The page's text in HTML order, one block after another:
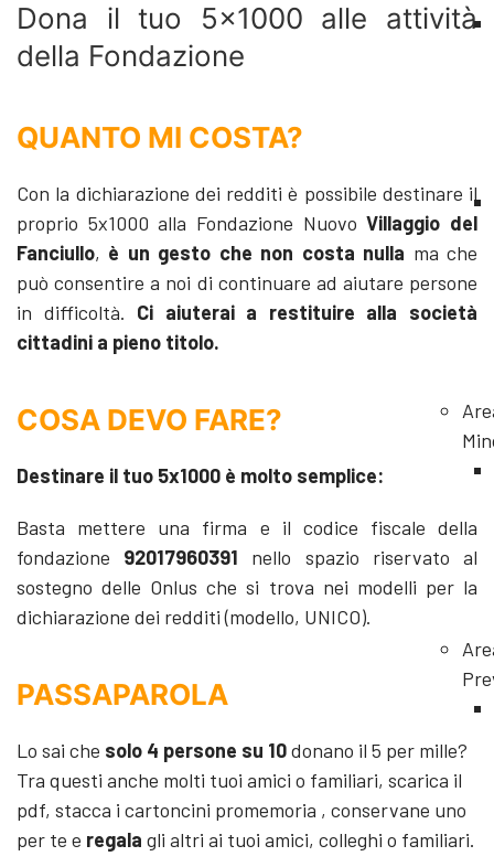
Dona il tuo 5x1000 alle attività
della Fondazione
QUANTO MI COSTA?
Con la dichiarazione dei redditi è possibile destinare il
proprio 5x1000 alla Fondazione NuovoVillaggio del
Fanciullo, è un gesto che non costa nulla ma che
può consentire a noi di continuare ad aiutare persone
in difficoltà. Ci aiuterai a restituire alla società
cittadini a pieno titolo.
COSA DEVO FARE?
Destinare il tuo 5x1000 è molto semplice:
Basta mettere una firma e il codice fiscale della
fondazione 92017960391 nello spazio riservato al
sostegno delle Onlus che si trova nei modelli per la
dichiarazione dei redditi (modello, UNICO).
PASSAPAROLA
Lo sai che solo 4 persone su 10donano il 5 per mille?
Tra questi anche molti tuoi amici o familiari, scarica il
pdf, stacca i cartoncini promemoria , conservane uno
per te e regala gli altri ai tuoi amici, colleghi o familiari.